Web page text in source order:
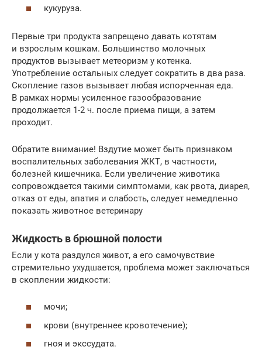
кукуруза.
Первые три продукта запрещено давать котятам
и взрослым кошкам. Большинство молочных
продуктов вызывает метеоризм у котенка.
Употребление остальных следует сократить в два раза.
Скопление газов вызывает любая испорченная еда.
В рамках нормы усиленное газообразование
продолжается 1-2 ч. после приема пищи, а затем
проходит.
Обратите внимание! Вздутие может быть признаком
воспалительных заболевания ЖКТ, в частности,
болезней кишечника. Если увеличение животика
сопровождается такими симптомами, как рвота, диарея,
отказ от еды, апатия и слабость, следует немедленно
показать животное ветеринару
Жидкость в брюшной полости
Если у кота раздулся живот, а его самочувствие
стремительно ухудшается, проблема может заключаться
в скоплении жидкости:
мочи;
крови (внутреннее кровотечение);
гноя и экссудата.